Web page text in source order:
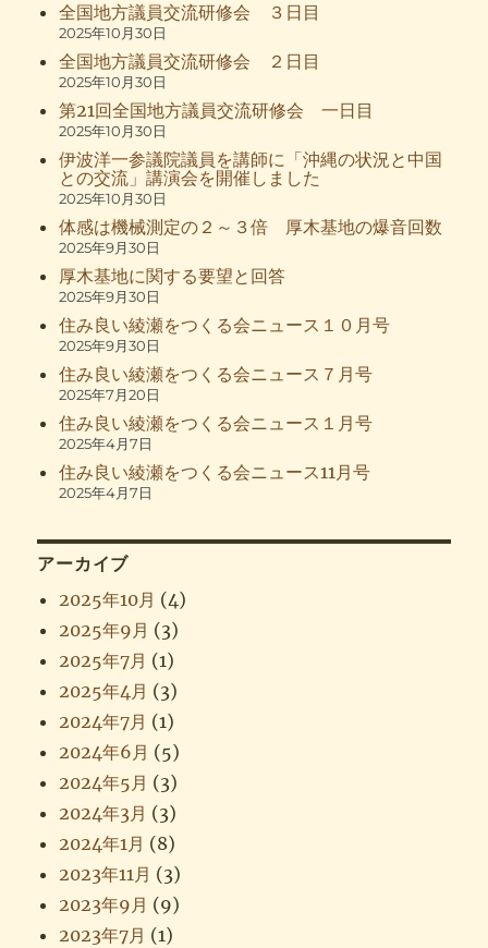
全国地方議員交流研修会 ３日目
2025年10月30日
全国地方議員交流研修会 ２日目
2025年10月30日
第21回全国地方議員交流研修会 一日目
2025年10月30日
伊波洋一参議院議員を講師に「沖縄の状況と中国
との交流」講演会を開催しました
2025年10月30日
体感は機械測定の２～３倍 厚木基地の爆音回数
2025年9月30日
厚木基地に関する要望と回答
2025年9月30日
住み良い綾瀬をつくる会ニュース１０月号
2025年9月30日
住み良い綾瀬をつくる会ニュース７月号
2025年7月20日
住み良い綾瀬をつくる会ニュース１月号
2025年4月7日
住み良い綾瀬をつくる会ニュース11月号
2025年4月7日
アーカイブ
2025年10月 (4)
2025年9月 (3)
2025年7月 (1)
2025年4月 (3)
2024年7月 (1)
2024年6月 (5)
2024年5月 (3)
2024年3月 (3)
2024年1月 (8)
2023年11月 (3)
2023年9月 (9)
2023年7月 (1)